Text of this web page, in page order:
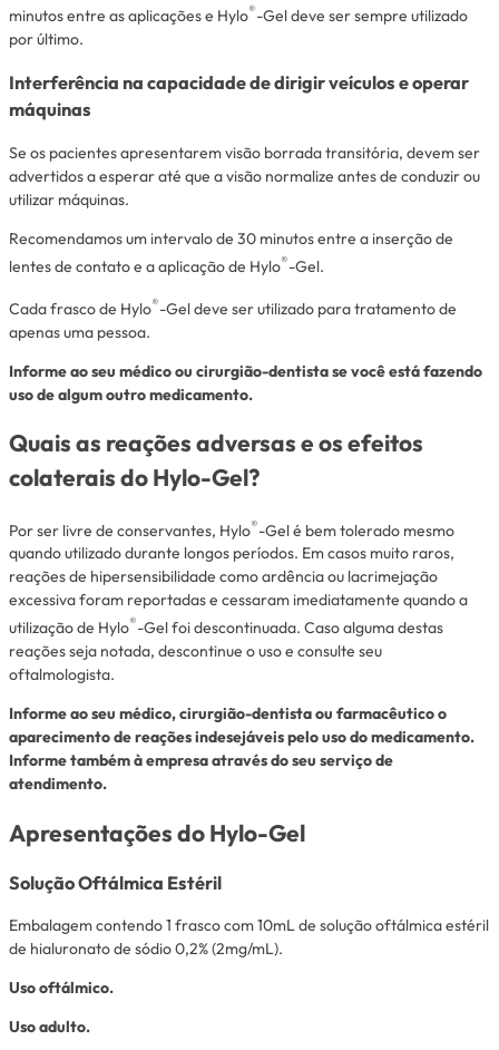
minutos entre as aplicações e Hylo®-Gel deve ser sempre utilizado
por último.
Interferência na capacidade de dirigir veículos e operar
máquinas
Se os pacientes apresentarem visão borrada transitória, devem ser
advertidos a esperar até que a visão normalize antes de conduzir ou
utilizar máquinas.
Recomendamos um intervalo de 30 minutos entre a inserção de
lentes de contato e a aplicação de Hylo®-Gel.
Cada frasco de Hylo®-Gel deve ser utilizado para tratamento de
apenas uma pessoa.
Informe ao seu médico ou cirurgião-dentista se você está fazendo
uso de algum outro medicamento.
Quais as reações adversas e os efeitos
colaterais do Hylo-Gel?
Por ser livre de conservantes, Hylo®-Gel é bem tolerado mesmo
quando utilizado durante longos períodos. Em casos muito raros,
reações de hipersensibilidade como ardência ou lacrimejação
excessiva foram reportadas e cessaram imediatamente quando a
utilização de Hylo®-Gel foi descontinuada. Caso alguma destas
reações seja notada, descontinue o uso e consulte seu
oftalmologista.
Informe ao seu médico, cirurgião-dentista ou farmacêutico o
aparecimento de reações indesejáveis pelo uso do medicamento.
Informe também à empresa através do seu serviço de
atendimento.
Apresentações do Hylo-Gel
Solução Oftálmica Estéril
Embalagem contendo 1 frasco com 10mL de solução oftálmica estéril
de hialuronato de sódio 0,2% (2mg/mL).
Uso oftálmico.
Uso adulto.